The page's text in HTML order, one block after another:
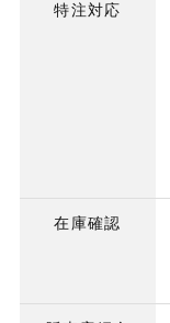
特注対応
在庫確認